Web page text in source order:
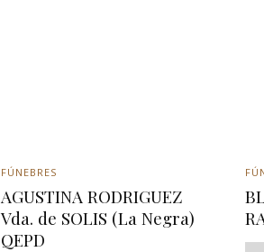
FÚNEBRES
AGUSTINA RODRIGUEZ
Vda. de SOLIS (La Negra)
QEPD